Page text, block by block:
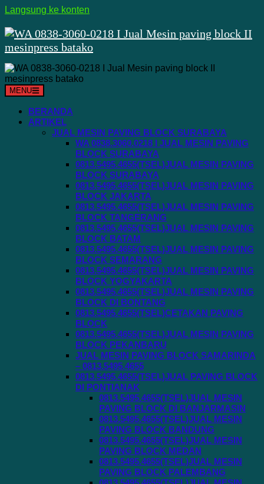
Langsung ke konten
MENU
BERANDA
ARTIKEL
JUAL MESIN PAVING BLOCK SURABAYA
WA 0838.3060.0218 I JUAL MESIN PAVING
BLOCK SURABAYA
0813.5495.4655(TSEL)JUAL MESIN PAVING
BLOCK SURABAYA
0813.5495.4655(TSEL)JUAL MESIN PAVING
BLOCK JAKARTA
0813.5495.4655(TSEL)JUAL MESIN PAVING
BLOCK TANGERANG
0813.5495.4655(TSEL)JUAL MESIN PAVING
BLOCK BATAM
0813.5495.4655(TSEL)JUAL MESIN PAVING
BLOCK SEMARANG
0813.5495.4655(TSEL)JUAL MESIN PAVING
BLOCK YOGYAKARTA
0813.5495.4655(TSEL)JUAL MESIN PAVING
BLOCK DI BONTANG
0813.5495.4655(TSEL)CETAKAN PAVING
BLOCK
0813.5495.4655(TSEL)JUAL MESIN PAVING
BLOCK PEKANBARU
JUAL MESIN PAVING BLOCK SAMARINDA
– 0813.5495.4655
0813.5495.4655(TSEL)JUAL PAVING BLOCK
DI PONTIANAK
0813.5495.4655(TSEL)JUAL MESIN
PAVING BLOCK DI BANJARMASIN
0813.5495.4655(TSEL)JUAL MESIN
PAVING BLOCK BANDUNG
0813.5495.4655(TSEL)JUAL MESIN
PAVING BLOCK MEDAN
0813.5495.4655(TSEL)JUAL MESIN
PAVING BLOCK PALEMBANG